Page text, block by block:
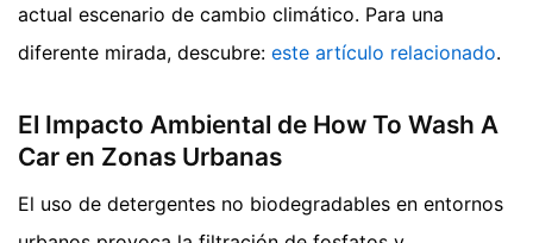
actual escenario de cambio climático. Para una
diferente mirada, descubre: este artículo relacionado.
El Impacto Ambiental de How To Wash A
Car en Zonas Urbanas
El uso de detergentes no biodegradables en entornos